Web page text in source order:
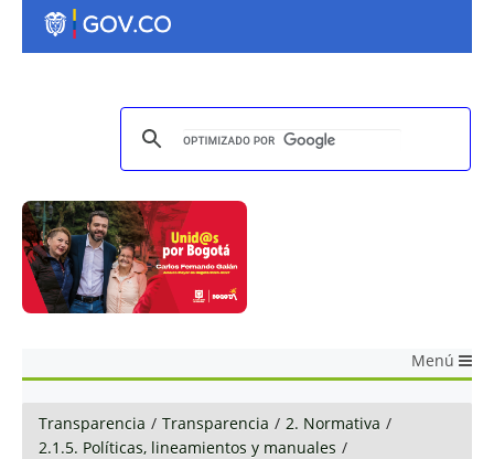
Menú
Transparencia / Transparencia / 2. Normativa /
2.1.5. Políticas, lineamientos y manuales /